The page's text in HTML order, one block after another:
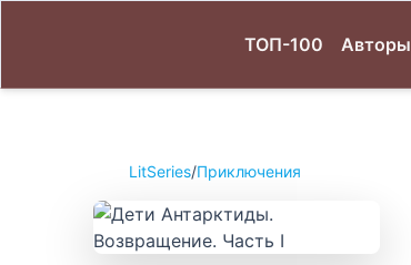
ТОП-100 Авторы
LitSeries/Приключения